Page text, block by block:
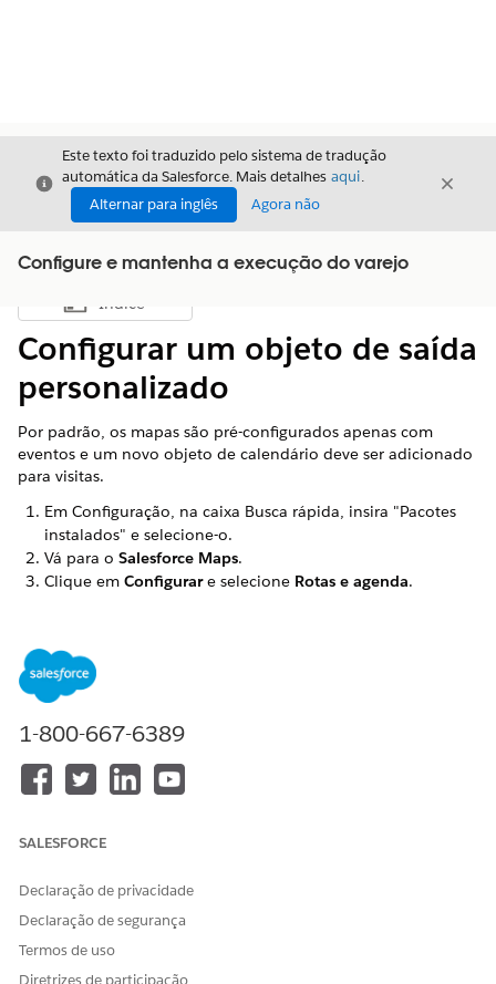
Fechar
Este texto foi traduzido pelo sistema de tradução
automática da Salesforce. Mais detalhes aqui.
Alternar para inglês
Agora não
Fechar
Configure e mantenha a execução do varejo
Mostrar índice
Índice
Configurar um objeto de saída
personalizado
Por padrão, os mapas são pré-configurados apenas com
eventos e um novo objeto de calendário deve ser adicionado
para visitas.
Em Configuração, na caixa Busca rápida, insira "Pacotes
instalados" e selecione-o.
Vá para o Salesforce Maps.
Clique em Configurare selecione Rotas e agenda.
Confirmar
Na guia Visita, clique em
Você deve desabilitar o objeto Evento porque um evento
manter ambos habilitados, as Agendas de mapas
principais consideram essas entradas sobrepostas.
Diga-nos para podermos melhorar!
1-800-667-6389
SALESFORCE
Declaração de privacidade
Declaração de segurança
Termos de uso
Diretrizes de participação